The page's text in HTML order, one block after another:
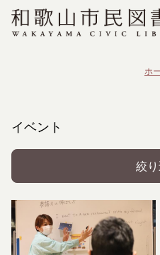
ホ
イベント
絞